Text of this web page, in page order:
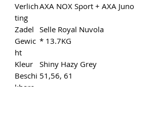
Verlich
ting
AXA NOX Sport + AXA Juno
Zadel Selle Royal Nuvola
Gewic
ht
* 13.7KG
Kleur
Shiny Hazy Grey
Beschi
kbare
51,56, 61